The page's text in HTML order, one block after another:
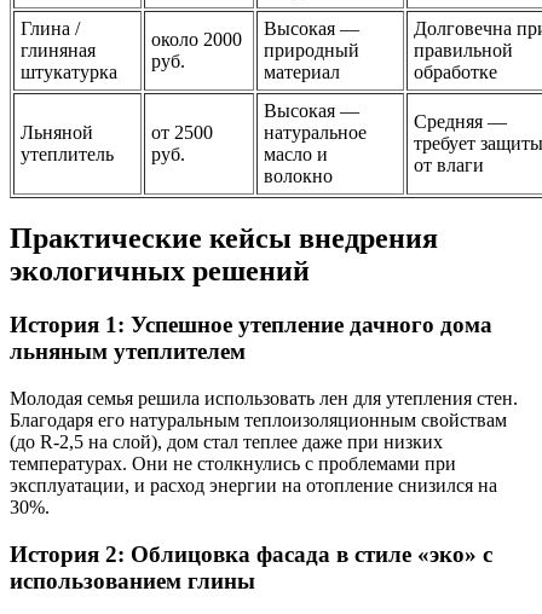
Глина /
глиняная
штукатурка
около 2000
руб.
Высокая —
природный
материал
Долговечна
правильной
обработке
Льняной
утеплитель
от 2500
руб.
Высокая —
натуральное
масло и
волокно
Средняя —
требует защиты
от влаги
Практические кейсы внедрения
экологичных решений
История 1: Успешное утепление дачного дома
льняным утеплителем
Молодая семья решила использовать лен для утепления стен.
Благодаря его натуральным теплоизоляционным свойствам
(до R-2,5 на слой), дом стал теплее даже при низких
температурах. Они не столкнулись с проблемами при
эксплуатации, и расход энергии на отопление снизился на
30%.
История 2: Облицовка фасада в стиле «эко» с
использованием глины